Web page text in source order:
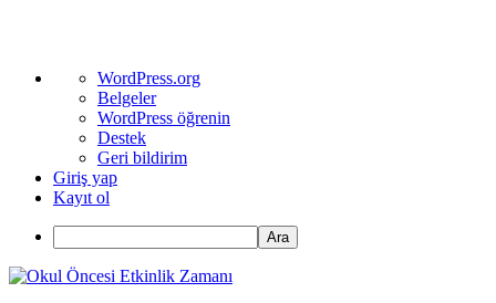
WordPress
hakkında
WordPress.org
Belgeler
WordPress öğrenin
Destek
Geri bildirim
Giriş yap
Kayıt ol
Ara